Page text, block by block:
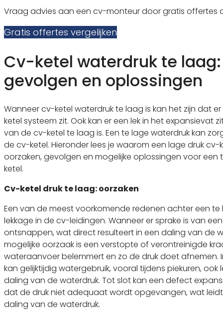
Vraag advies aan een cv-monteur door gratis offertes
Gratis offertes vergelijken
Cv-ketel waterdruk te laag:
gevolgen en oplossingen
Wanneer cv-ketel waterdruk te laag is kan het zijn dat
ketel systeem zit. Ook kan er een lek in het expansievat
van de cv-ketel te laag is. Een te lage waterdruk kan
de cv-ketel. Hieronder lees je waarom een lage druk cv-
oorzaken, gevolgen en mogelijke oplossingen voor een
ketel.
Cv-ketel druk te laag: oorzaken
Een van de meest voorkomende redenen achter een te
lekkage in de cv-leidingen. Wanneer er sprake is van
ontsnappen, wat direct resulteert in een daling van de
mogelijke oorzaak is een verstopte of verontreinigde
wateraanvoer belemmert en zo de druk doet afnemen.
kan gelijktijdig watergebruik, vooral tijdens piekuren, ook
daling van de waterdruk. Tot slot kan een defect
dat de druk niet adequaat wordt opgevangen, wat
daling van de waterdruk.